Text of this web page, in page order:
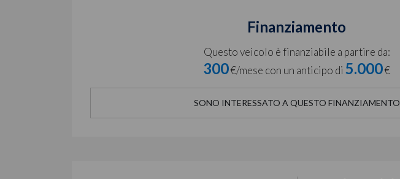
Finanziamento
Questo veicolo è finanziabile a partire da:
300€/mese con un anticipo di5.000€
SONO INTERESSATO A QUESTO FINANZIAMENTO